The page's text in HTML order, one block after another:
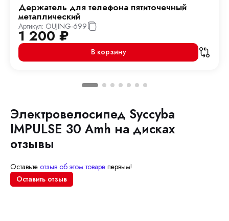
Держатель для телефона пятиточечный
металлический
Артикул: OUJING-699
1 200₽
В корзину
Электровелосипед Syccyba
IMPULSE 30 Amh на дисках
отзывы
Оставьте отзыв об этом товаре первым!
Оставить отзыв